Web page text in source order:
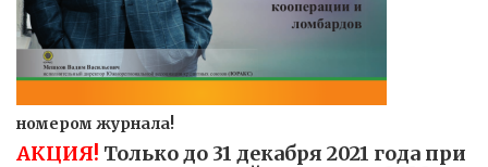
номером журнала!
АКЦИЯ! Только до 31 декабря 2021 года при